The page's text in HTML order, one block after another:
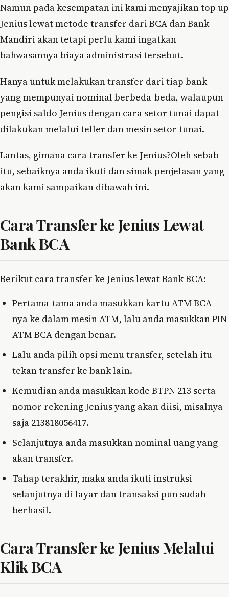
Namun pada kesempatan ini kami menyajikan top up
Jenius lewat metode transfer dari BCA dan Bank
Mandiri akan tetapi perlu kami ingatkan
bahwasannya biaya administrasi tersebut.
Hanya untuk melakukan transfer dari tiap bank
yang mempunyai nominal berbeda-beda, walaupun
pengisi saldo Jenius dengan cara setor tunai dapat
dilakukan melalui teller dan mesin setor tunai.
Lantas, gimana cara transfer ke Jenius?Oleh sebab
itu, sebaiknya anda ikuti dan simak penjelasan yang
akan kami sampaikan dibawah ini.
Cara Transfer ke Jenius Lewat
Bank BCA
Berikut cara transfer ke Jenius lewat Bank BCA:
Pertama-tama anda masukkan kartu ATM BCA-
nya ke dalam mesin ATM, lalu anda masukkan PIN
ATM BCA dengan benar.
Lalu anda pilih opsi menu transfer, setelah itu
tekan transfer ke bank lain.
Kemudian anda masukkan kode BTPN 213 serta
nomor rekening Jenius yang akan diisi, misalnya
saja 213818056417.
Selanjutnya anda masukkan nominal uang yang
akan transfer.
Tahap terakhir, maka anda ikuti instruksi
selanjutnya di layar dan transaksi pun sudah
berhasil.
Cara Transfer ke Jenius Melalui
Klik BCA